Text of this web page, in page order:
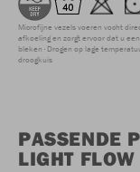
Microfijne vezels voeren vocht
afkoeling en zorgt ervoor dat u
bleken Drogen op lage
droogkuis
PASSENDE
LIGHT FLOW